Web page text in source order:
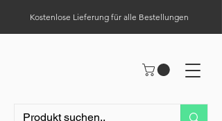
Kostenlose Lieferung für alle Bestellungen